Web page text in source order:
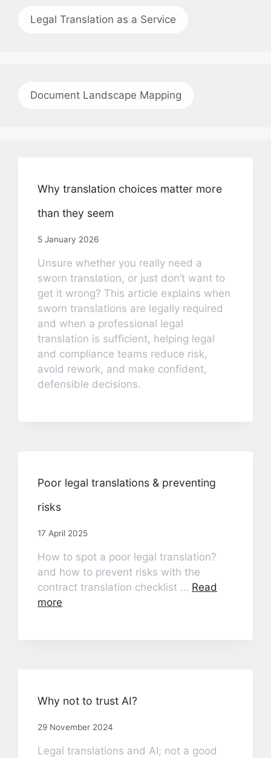
Legal Translation as a Service
Document Landscape Mapping
Why translation choices matter more
than they seem
5 January 2026
Unsure whether you really need a
sworn translation, or just don’t want to
get it wrong? This article explains when
sworn translations are legally required
and when a professional legal
translation is sufficient, helping legal
and compliance teams reduce risk,
avoid rework, and make confident,
defensible decisions.
Poor legal translations & preventing
risks
17 April 2025
How to spot a poor legal translation?
and how to prevent risks with the
contract translation checklist … Read
more
Why not to trust AI?
29 November 2024
Legal translations and AI; not a good